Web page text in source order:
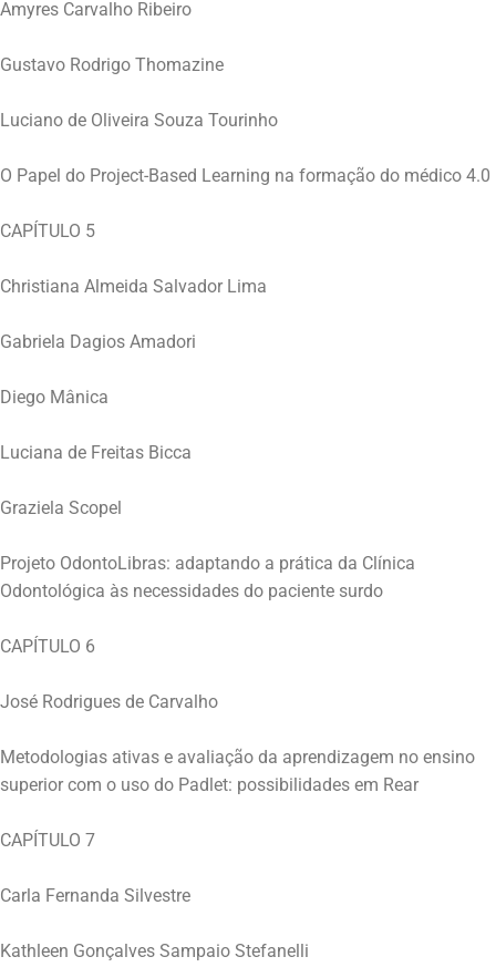
Amyres Carvalho Ribeiro
Gustavo Rodrigo Thomazine
Luciano de Oliveira Souza Tourinho
O Papel do Project-Based Learning na formação do médico 4.0
CAPÍTULO 5
Christiana Almeida Salvador Lima
Gabriela Dagios Amadori
Diego Mânica
Luciana de Freitas Bicca
Graziela Scopel
Projeto OdontoLibras: adaptando a prática da Clínica
Odontológica às necessidades do paciente surdo
CAPÍTULO 6
José Rodrigues de Carvalho
Metodologias ativas e avaliação da aprendizagem no ensino
superior com o uso do Padlet: possibilidades em Rear
CAPÍTULO 7
Carla Fernanda Silvestre
Kathleen Gonçalves Sampaio Stefanelli